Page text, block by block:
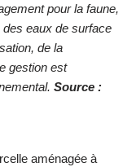
pour la faune,
des eaux de surface
de la
gestion est
Source :
aménagée à